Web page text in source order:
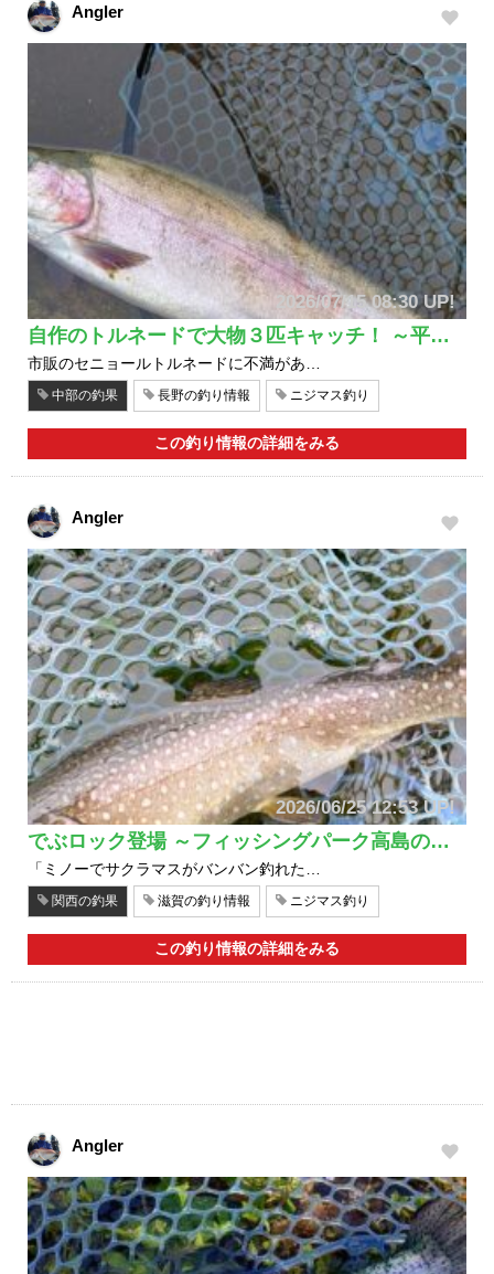
Angler
2026/07/15 08:30 UP!
自作のトルネードで大物３匹キャッチ！ ～平…
市販のセニョールトルネードに不満があ…
中部の釣果 長野の釣り情報 ニジマス釣り
この釣り情報の詳細をみる
Angler
2026/06/25 12:53 UP!
でぶロック登場 ～フィッシングパーク高島の…
「ミノーでサクラマスがバンバン釣れた…
関西の釣果 滋賀の釣り情報 ニジマス釣り
この釣り情報の詳細をみる
Angler